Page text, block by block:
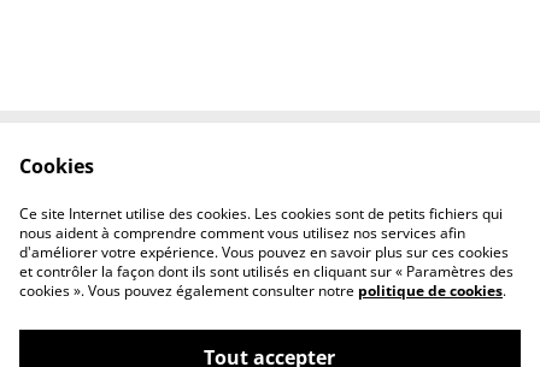
Politique de
confidentialité
Politique de cookies
Cookies
Ce site Internet utilise des cookies. Les cookies sont de petits fichiers qui
nous aident à comprendre comment vous utilisez nos services afin
d'améliorer votre expérience. Vous pouvez en savoir plus sur ces cookies
et contrôler la façon dont ils sont utilisés en cliquant sur « Paramètres des
cookies ». Vous pouvez également consulter notre politique de cookies.
Tout accepter